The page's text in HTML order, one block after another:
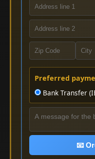
Preferred
Bank Transfer
📧